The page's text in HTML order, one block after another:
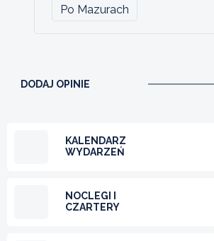
Po Mazurach
DODAJ OPINIE
KALENDARZ
WYDARZEŃ
NOCLEGI I
CZARTERY